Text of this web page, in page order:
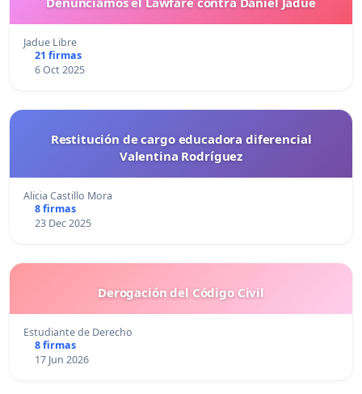
Jadue Libre
21 firmas
6 Oct 2025
Restitución de cargo educadora diferencial
Valentina Rodríguez
Alicia Castillo Mora
8 firmas
23 Dec 2025
Derogación del Código Civil
Estudiante de Derecho
8 firmas
17 Jun 2026